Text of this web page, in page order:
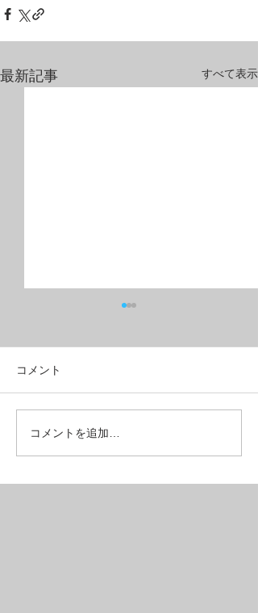
最新記事 すべて表示
アンダー10のロードバイ
クが超コスパ良しだった
コメント
コメントを追加…